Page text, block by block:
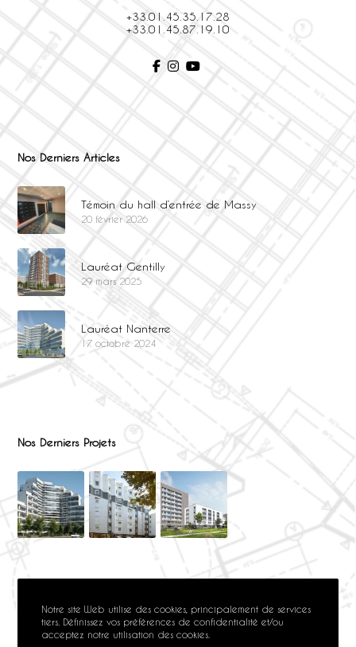
+33.01.45.35.17.28
+33.01.45.87.19.10
Nos Derniers Articles
Témoin du hall d’entrée de Massy
20 février 2026
Lauréat Gentilly
29 mars 2025
Lauréat Nanterre
17 octobre 2024
Nos Derniers Projets
Notre site Web utilise des cookies, principalement de services
tiers. Définissez vos préférences de confidentialité et/ou
acceptez notre utilisation des cookies.